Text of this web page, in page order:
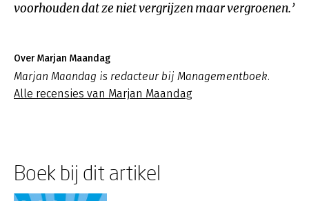
voorhouden dat ze niet vergrijzen maar vergroenen.’
Over Marjan Maandag
Marjan Maandag is redacteur bij Managementboek.
Alle recensies van Marjan Maandag
Boek bij dit artikel